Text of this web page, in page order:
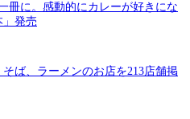
冊に。感動的にカレーが好きにな
」発売
ば、ラーメンのお店を213店舗掲